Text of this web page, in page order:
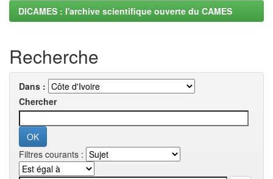
DICAMES : l'archive scientifique ouverte du CAMES
Recherche
Dans :
Chercher
Filtres courants :